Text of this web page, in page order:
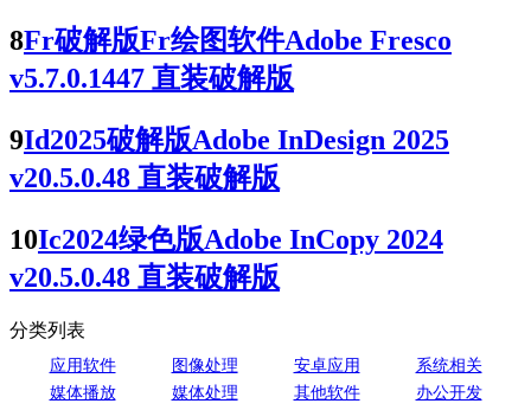
8Fr破解版Fr绘图软件Adobe Fresco
v5.7.0.1447 直装破解版
9Id2025破解版Adobe InDesign 2025
v20.5.0.48 直装破解版
10Ic2024绿色版Adobe InCopy 2024
v20.5.0.48 直装破解版
分类列表
应用软件 图像处理 安卓应用
系统相关
媒体播放
媒体处理 其他软件
办公开发